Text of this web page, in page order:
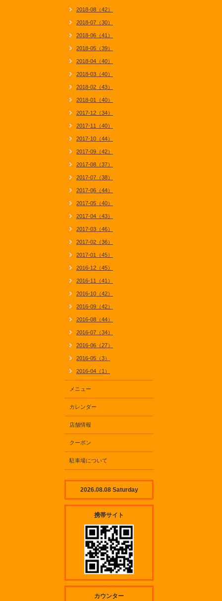
2018-08（42）
2018-07（30）
2018-06（41）
2018-05（39）
2018-04（40）
2018-03（40）
2018-02（43）
2018-01（40）
2017-12（34）
2017-11（40）
2017-10（44）
2017-09（42）
2017-08（37）
2017-07（38）
2017-06（44）
2017-05（40）
2017-04（43）
2017-03（46）
2017-02（36）
2017-01（45）
2016-12（45）
2016-11（41）
2016-10（42）
2016-09（42）
2016-08（44）
2016-07（34）
2016-06（27）
2016-05（3）
2016-04（1）
メニュー
カレンダー
店舗情報
クーポン
駐車場について
2026.08.08 Saturday
携帯サイト
カウンター